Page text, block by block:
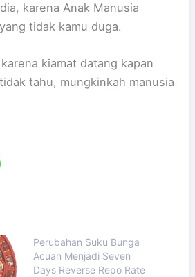
karena Anak Manusia
tidak kamu duga.
kiamat datang kapan
tahu, mungkinkah manusia
Perubahan Suku Bunga
Acuan Menjadi Seven
Days Reverse Repo Rate